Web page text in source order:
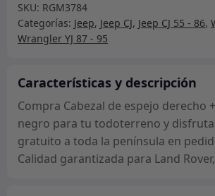
derecho
+
izquierdo
cantidad
SKU: RGM3784
Categorías: Jeep, Jeep CJ, Jeep CJ 55 - 86,
Wrangler YJ 87 - 95
Características y descripción
Compra Cabezal de espejo derecho
negro para tu todoterreno y
gratuito a toda la península en
Calidad garantizada para Land